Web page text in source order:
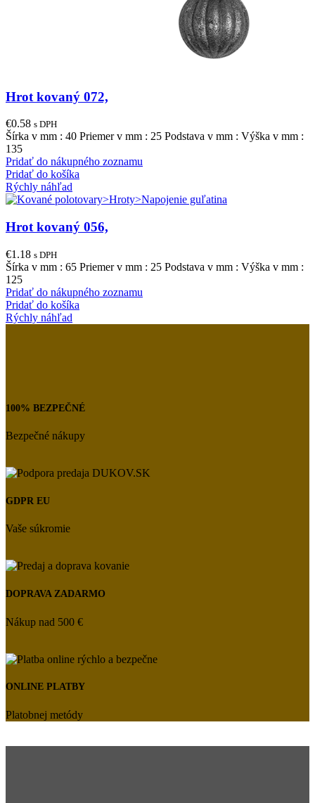
Hrot kovaný 072,
€0.58 s DPH
Šírka v mm : 40 Priemer v mm : 25 Podstava v mm : Výška v mm :
135
Pridať do nákupného zoznamu
Pridať do košíka
Rýchly náhľad
Hrot kovaný 056,
€1.18 s DPH
Šírka v mm : 65 Priemer v mm : 25 Podstava v mm : Výška v mm :
125
Pridať do nákupného zoznamu
Pridať do košíka
Rýchly náhľad
100% BEZPEČNÉ
Bezpečné nákupy
GDPR EU
Vaše súkromie
DOPRAVA ZADARMO
Nákup nad 500 €
ONLINE PLATBY
Platobnej metódy